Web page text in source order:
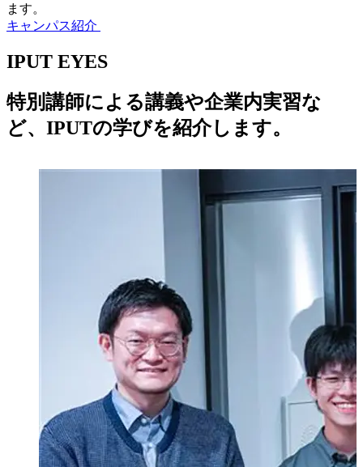
ます。
キャンパス紹介
IPUT EYES
特別講師による講義や企業内実習な
ど、IPUTの学びを紹介します。